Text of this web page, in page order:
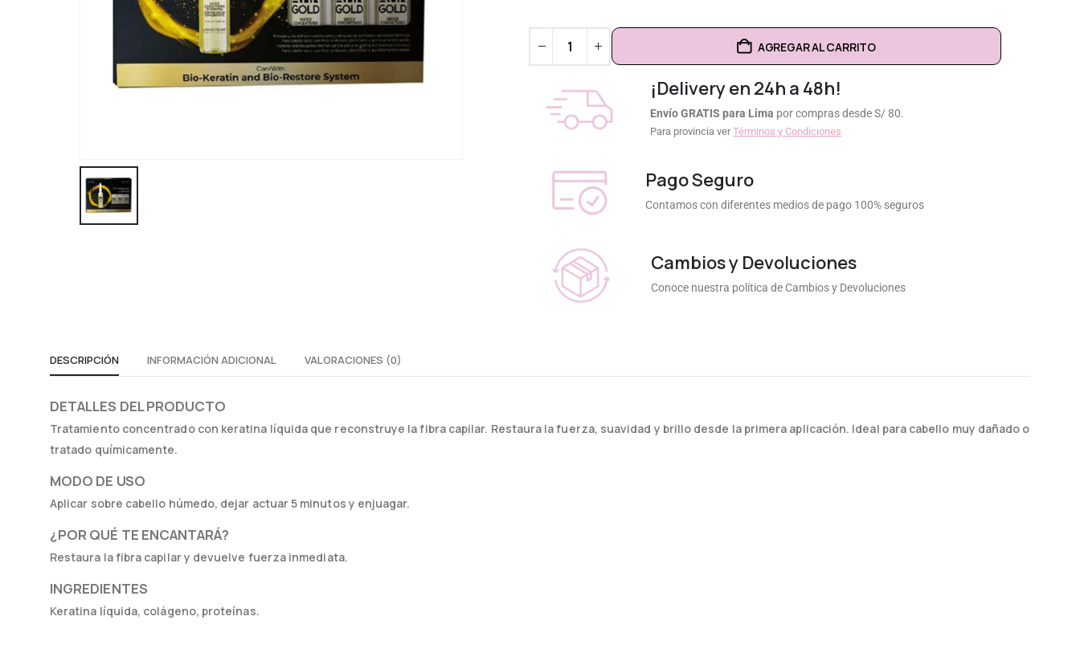
AGREGAR AL CARRITO
¡Delivery en 24h a 48h!
Envío GRATIS para Lima por compras desde S/ 80.
Para provincia verTérminos y Condiciones
Pago Seguro
Contamos con diferentes medios de pago 100% seguros
Cambios y Devoluciones
Conoce nuestra política de Cambios y Devoluciones
DESCRIPCIÓN INFORMACIÓN ADICIONAL VALORACIONES (0)
DETALLES DEL PRODUCTO
Tratamiento concentrado con keratina líquida que reconstruye la fibra capilar. Restaura la fuerza, suavidad y brillo desde la primera aplicación. Ideal para cabello muy dañado o
tratado químicamente.
MODO DE USO
Aplicar sobre cabello húmedo, dejar actuar 5 minutos y enjuagar.
¿POR QUÉ TE ENCANTARÁ?
Restaura la fibra capilar y devuelve fuerza inmediata.
INGREDIENTES
Keratina líquida, colágeno, proteínas.